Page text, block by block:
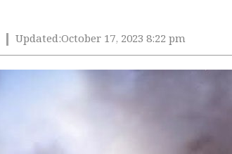
Updated:October 17, 2023 8:22 pm